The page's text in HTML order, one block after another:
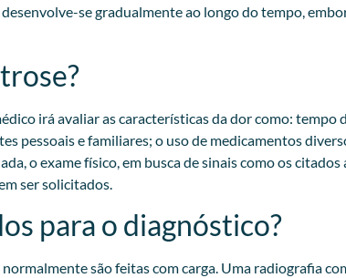
se gradualmente ao longo do tempo,
irá avaliar as características da dor como: tempo
pessoais e familiares; o uso de medicamentos
o exame físico, em busca de sinais como os
ser solicitados.​
para o diagnóstico?
são feitas com carga. Uma radiografia